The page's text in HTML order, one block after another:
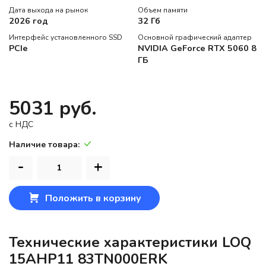
Дата выхода на рынок
2026 год
Объем памяти
32 Гб
Интерфейс установленного SSD
PCIe
Основной графический адаптер
NVIDIA GeForce RTX 5060 8
ГБ
5031 руб.
c НДС
Наличие товара:
- +
Положить в корзину
Технические характеристики LOQ
15AHP11 83TN000ERK